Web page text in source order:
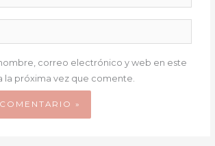
correo electrónico y web en este
la próxima vez que comente.